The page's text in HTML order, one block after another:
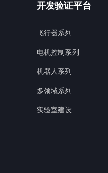
开发验证平台
飞行器系列
电机控制系列
机器人系列
多领域系列
实验室建设